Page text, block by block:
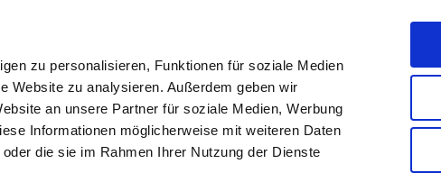
zu personalisieren, Funktionen für soziale Medien
Website zu analysieren. Außerdem geben wir
an unsere Partner für soziale Medien, Werbung
Informationen möglicherweise mit weiteren Daten
die sie im Rahmen Ihrer Nutzung der Dienste
34 67 6 AHK-Finder Kasse